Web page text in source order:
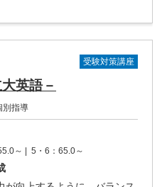
受験対策講座
英語－
別指導
～ | 5・6：65.0～